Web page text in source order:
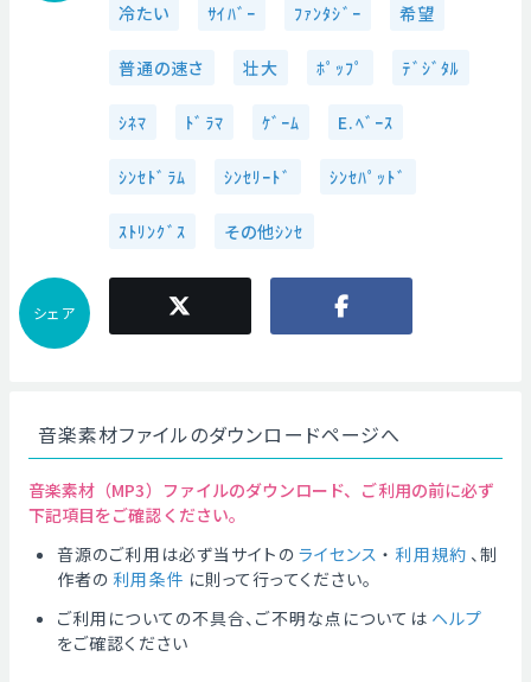
冷たい ｻｲﾊﾞｰ ﾌｧﾝﾀｼﾞｰ 希望
普通の速さ 壮大 ﾎﾟｯﾌﾟ ﾃﾞｼﾞﾀﾙ
ｼﾈﾏ ﾄﾞﾗﾏ ｹﾞｰﾑ E.ﾍﾞｰｽ
ｼﾝｾﾄﾞﾗﾑ ｼﾝｾﾘｰﾄﾞ ｼﾝｾﾊﾟｯﾄﾞ
ｽﾄﾘﾝｸﾞｽ その他ｼﾝｾ
シェア
音楽素材ファイルのダウンロードページへ
音楽素材（MP3）ファイルのダウンロード、ご利用の前に必ず
下記項目をご確認ください。
音源のご利用は必ず当サイトの ライセンス ・ 利用規約 、制
作者の 利用条件 に則って行ってください。
ご利用についての不具合、ご不明な点については ヘルプ
をご確認ください